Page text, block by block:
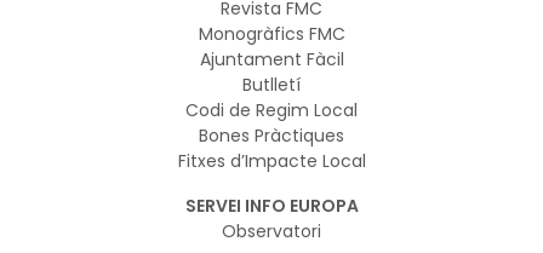
Revista FMC
Monogràfics FMC
Ajuntament Fàcil
Butlletí
Codi de Regim Local
Bones Pràctiques
Fitxes d’Impacte Local
SERVEI INFO EUROPA
Observatori